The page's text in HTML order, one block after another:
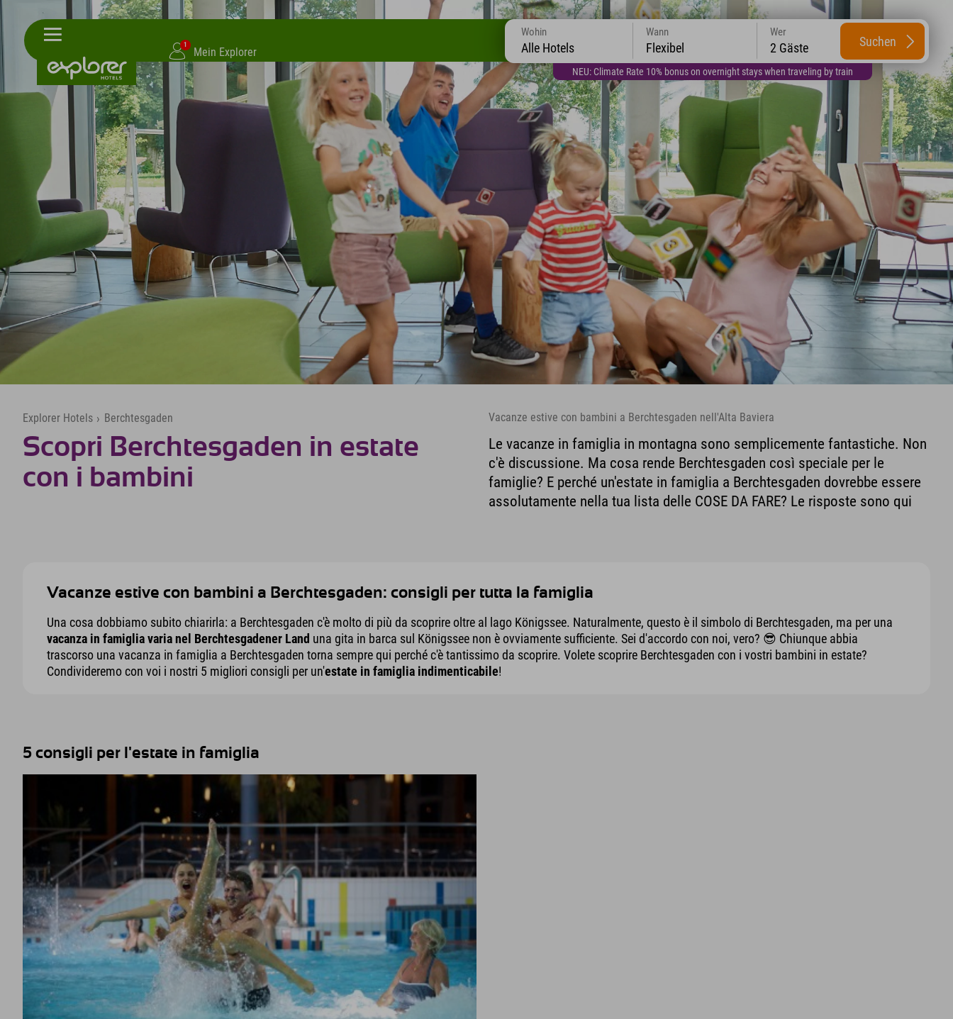
1
Mein Explorer
NEU: Climate Rate 10% bonus on overnight stays when traveling by train
Wohin
Alle Hotels
Wann
Flexibel
Wer
2 Gäste Suchen
Explorer Hotels › Berchtesgaden
Scopri Berchtesgaden in estate
con i bambini
Vacanze estive con bambini a Berchtesgaden nell'Alta Baviera
Le vacanze in famiglia in montagna sono semplicemente fantastiche. Non
c'è discussione. Ma cosa rende Berchtesgaden così speciale per le
famiglie? E perché un'estate in famiglia a Berchtesgaden dovrebbe essere
assolutamente nella tua lista delle COSE DA FARE? Le risposte sono qui
Vacanze estive con bambini a Berchtesgaden: consigli per tutta la famiglia
Una cosa dobbiamo subito chiarirla: a Berchtesgaden c'è molto di più da scoprire oltre al lago Königssee. Naturalmente, questo è il simbolo di Berchtesgaden, ma per una
vacanza in famiglia varia nel Berchtesgadener Land una gita in barca sul Königssee non è ovviamente sufficiente. Sei d'accordo con noi, vero? 😎 Chiunque abbia
trascorso una vacanza in famiglia a Berchtesgaden torna sempre qui perché c'è tantissimo da scoprire. Volete scoprire Berchtesgaden con i vostri bambini in estate?
Condivideremo con voi i nostri 5 migliori consigli per un'estate in famiglia indimenticabile!
5 consigli per l'estate in famiglia